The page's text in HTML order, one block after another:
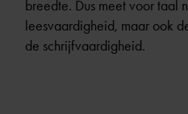
breedte. Dus meet voor taal
leesvaardigheid, maar ook
de schrijfvaardigheid.